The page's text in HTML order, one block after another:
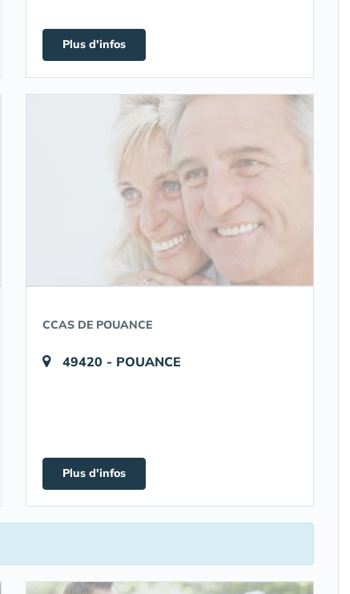
Plus d'infos
CCAS DE POUANCE
49420 - POUANCE
Plus d'infos